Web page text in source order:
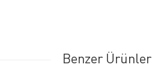
Benzer Ürünler